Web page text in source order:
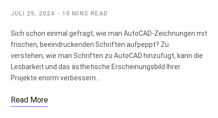
JULI 29, 2024 10 MINS READ
Sich schon einmal gefragt, wie man AutoCAD-Zeichnungen mit
frischen, beeindruckenden Schriften aufpeppt? Zu
verstehen, wie man Schriften zu AutoCAD hinzufügt, kann die
Lesbarkeit und das ästhetische Erscheinungsbild Ihrer
Projekte enorm verbessern…
Read More